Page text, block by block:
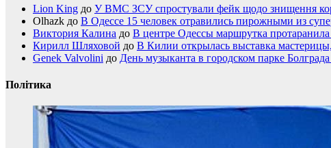
Lion King до У ВМС ЗСУ спростували фейк щодо знищення
Olhazk до В Одессе 15 человек отравились пирожными из
Виктория Калина до В центре Одессы маршрутка протаранила
Кирилл Шляховой до В Килии открылась выставка
Genek Valvolini до День музыканта в городском парке
Політика